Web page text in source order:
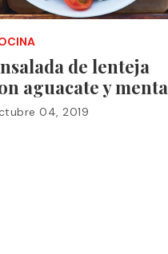
de lenteja
aguacate y menta
04, 2019